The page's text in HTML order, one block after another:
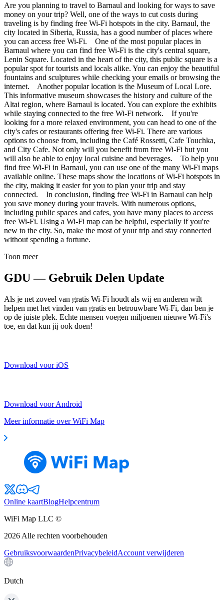
Are you planning to travel to Barnaul and looking for ways to save
money on your trip? Well, one of the ways to cut costs during
traveling is by finding free Wi-Fi hotspots in the city. Barnaul, the
city located in Siberia, Russia, has a good number of places where
you can access free Wi-Fi. One of the most popular places in
Barnaul where you can find free Wi-Fi is the city's central square,
Lenin Square. Located in the heart of the city, this public square is a
popular spot for tourists and locals alike. You can enjoy the beautiful
fountains and sculptures while checking your emails or browsing the
internet. Another popular location is the Museum of Local Lore.
This informative museum showcases the history and culture of the
Altai region, where Barnaul is located. You can explore the exhibits
while staying connected to the free Wi-Fi network. If you're
looking for a more relaxed environment, you can head to one of the
city's cafes or restaurants offering free Wi-Fi. There are various
options to choose from, including the Café Rossetti, Cafe Touchka,
and City Cafe. Not only will you benefit from free Wi-Fi but you
will also be able to enjoy local cuisine and beverages. To help you
find free Wi-Fi in Barnaul, you can use one of the many Wi-Fi maps
available online. These maps show the locations of Wi-Fi hotspots in
the city, making it easier for you to plan your trip and stay
connected. In conclusion, finding free Wi-Fi in Barnaul can help
you save money during your travels. With numerous options,
including public spaces and cafes, you have many places to access
free Wi-Fi. Using a Wi-Fi map can be helpful, especially if you're
new to the city. So, make the most of your trip and stay connected
without spending a fortune.
Toon meer
GDU — Gebruik Delen Update
Als je net zoveel van gratis Wi-Fi houdt als wij en anderen wilt
helpen met het vinden van gratis en betrouwbare Wi-Fi, dan ben je
op de juiste plek. Echte mensen voegen miljoenen nieuwe Wi-Fi's
toe, en dat kun jij ook doen!
Download voor iOS
Download voor Android
Meer informatie over WiFi Map
Online kaartBlogHelpcentrum
WiFi Map LLC ©
2026 Alle rechten voorbehouden
GebruiksvoorwaardenPrivacybeleidAccount verwijderen
Dutch